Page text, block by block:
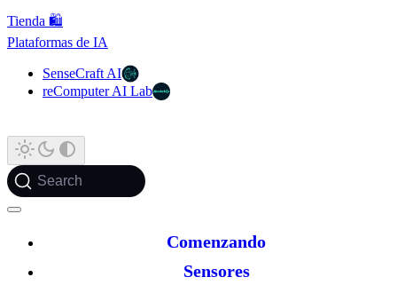
Tienda 🛍️
Plataformas de IA
SenseCraft AI
reComputer AI Lab
Search
Comenzando
Sensores